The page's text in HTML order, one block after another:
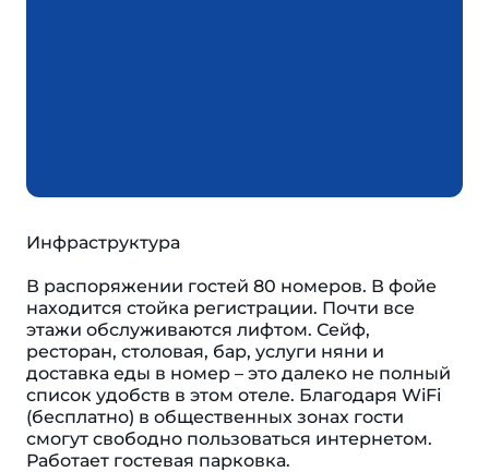
Инфраструктура
В распоряжении гостей 80 номеров. В фойе
находится стойка регистрации. Почти все
этажи обслуживаются лифтом. Сейф,
ресторан, столовая, бар, услуги няни и
доставка еды в номер – это далеко не полный
список удобств в этом отеле. Благодаря WiFi
(бесплатно) в общественных зонах гости
смогут свободно пользоваться интернетом.
Работает гостевая парковка.